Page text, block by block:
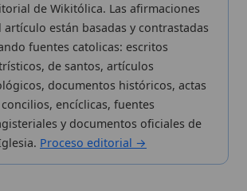
. Enciclopedia del patrimonio doctrinal,
la Iglesia Católica. Parte de la red formativa
Buscador Católico yCustodio Animae. Con
LicenciaCC BY-SA(texto). Editado en
ISSN: 3101-7339 . Bajo el patrocinio de San
Carlo Acutis.
editorial
seriada
legal
privacidad
Categorias
Más visitados
Nuevas entradas
Cambios recientes
Aplicaciones
Kit de Prensa
Widgets para tu web